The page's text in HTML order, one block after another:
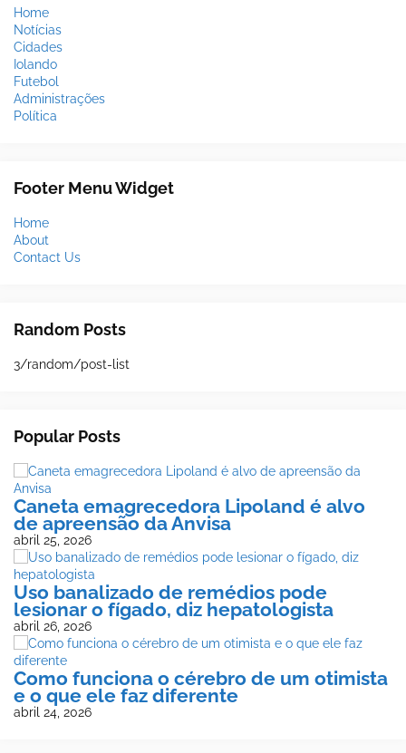
Home
Notícias
Cidades
Iolando
Futebol
Administrações
Política
Footer Menu Widget
Home
About
Contact Us
Random Posts
3/random/post-list
Popular Posts
Caneta emagrecedora Lipoland é alvo
de apreensão da Anvisa
abril 25, 2026
Uso banalizado de remédios pode
lesionar o fígado, diz hepatologista
abril 26, 2026
Como funciona o cérebro de um otimista
e o que ele faz diferente
abril 24, 2026